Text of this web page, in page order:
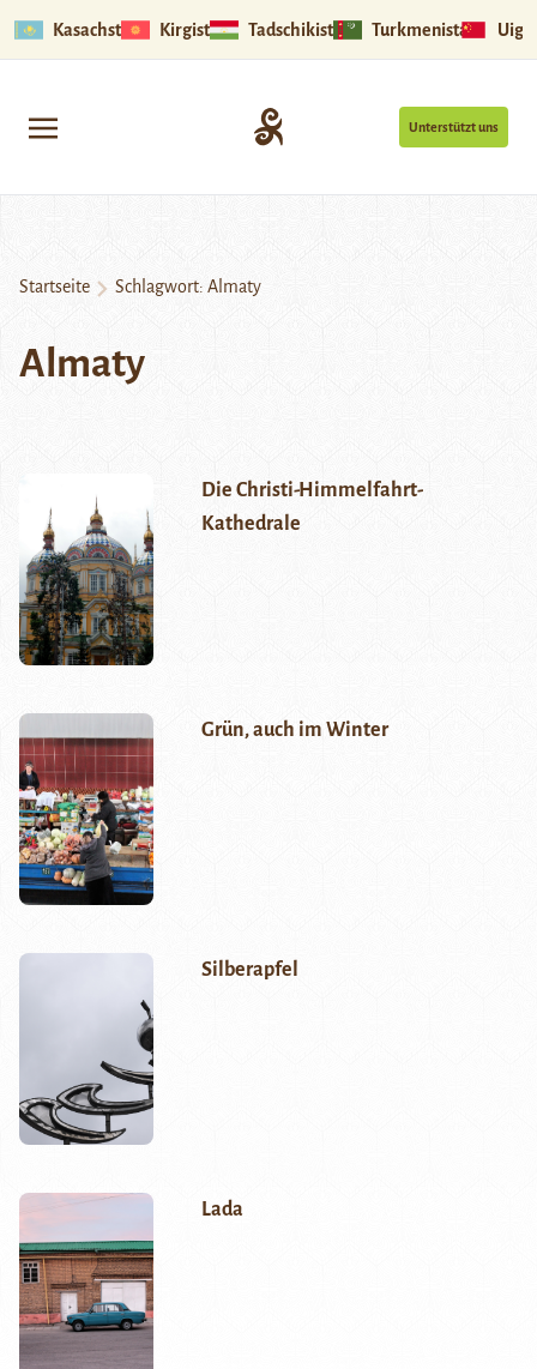
Kasachstan Kirgistan Tadschikistan Turkmenistan
Unterstützt uns
Startseite Schlagwort: Almaty
Almaty
Die Christi-Himmelfahrt-
Kathedrale
Grün, auch im Winter
Silberapfel
Lada